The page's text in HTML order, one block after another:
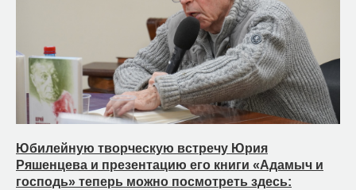
Юбилейную творческую встречу Юрия
Ряшенцева и презентацию его книги «Адамыч и
господь» теперь можно посмотреть здесь: